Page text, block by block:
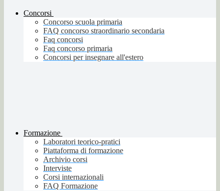
Concorsi
Concorso scuola primaria
FAQ concorso straordinario secondaria
Faq concorsi
Faq concorso primaria
Concorsi per insegnare all'estero
Formazione
Laboratori teorico-pratici
Piattaforma di formazione
Archivio corsi
Interviste
Corsi internazionali
FAQ Formazione